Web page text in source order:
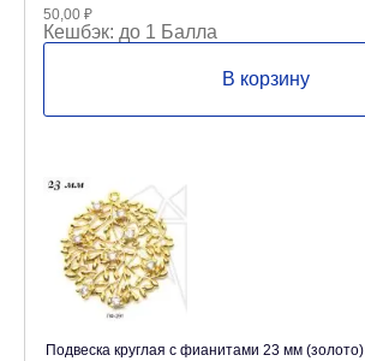
50,00 ₽
Кешбэк: до 1 Балла
В корзину
Подвеска круглая с фианитами 23 мм (золото)